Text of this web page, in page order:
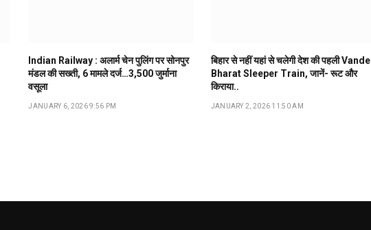
Indian Railway : अलार्म चेन पुलिंग पर सोनपुर
मंडल की सख्ती, 6 मामले दर्ज…₹3,500 जुर्माना
वसूला
JANUARY 6, 2026 9:56 PM
बिहार से नहीं यहां से चलेगी देश की पहली Vande
Bharat Sleeper Train, जानें- रूट और
किराया..
JANUARY 2, 2026 11:50 AM